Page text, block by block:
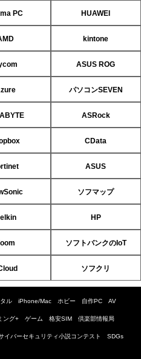
PC HUAWEI
kintone
ASUS ROG
パソコンSEVEN
ASRock
CData
ASUS
ソフマップ
HP
ソフトバンクのIoT
ソフクリ
ル iPhone/Mac ホビー 自作PC AV
ング+ ゲーム 格安SIM 倶楽部情報局
イバーセキュリティ小説コンテスト SDGs